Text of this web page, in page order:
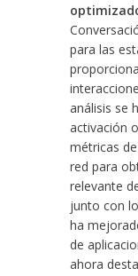
para las
análisis se
activación
métricas
red para
relevante
junto con
ha
de
ahora